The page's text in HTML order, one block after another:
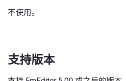
不使用。
支持版本